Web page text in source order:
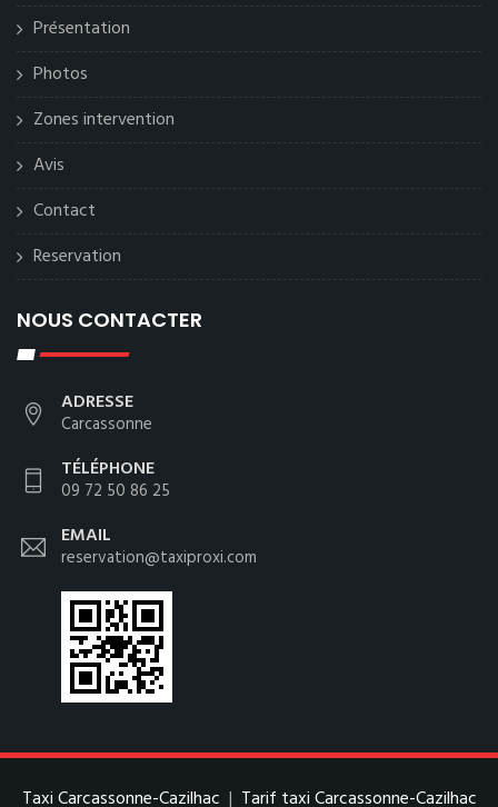
Présentation
Photos
Zones intervention
Avis
Contact
Reservation
NOUS CONTACTER
ADRESSE
Carcassonne
TÉLÉPHONE
09 72 50 86 25
EMAIL
reservation@taxiproxi.com
Taxi Carcassonne-Cazilhac | Tarif taxi Carcassonne-Cazilhac